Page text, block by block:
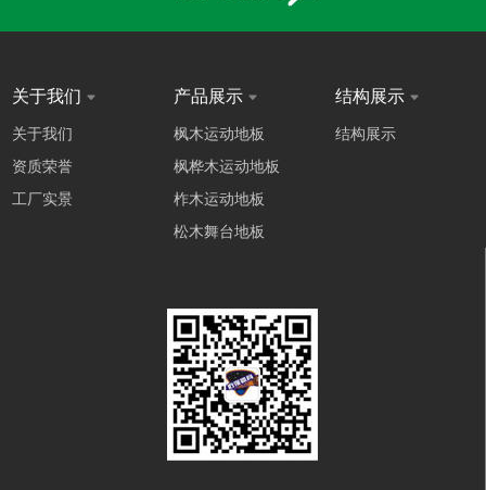
关于我们
关于我们
资质荣誉
工厂实景
产品展示
枫木运动地板
枫桦木运动地板
柞木运动地板
松木舞台地板
结构展示
结构展示